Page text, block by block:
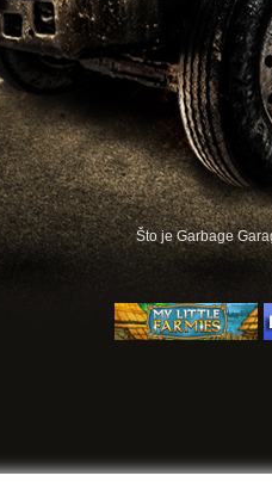
Što je Garbage